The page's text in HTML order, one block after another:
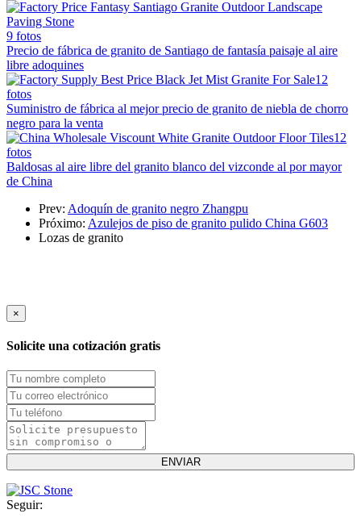
9 fotos
Precio de fábrica de granito de Santiago de fantasía paisaje al aire
libre adoquines
12
fotos
Suministro de fábrica al mejor precio de granito de niebla de chorro
negro para la venta
12
fotos
Baldosas al aire libre del granito blanco del vizconde al por mayor
de China
Prev: Adoquín de granito negro Zhangpu
Próximo: Azulejos de piso de granito pulido China G603
Lozas de granito
×
Solicite una cotización gratis
Seguir: